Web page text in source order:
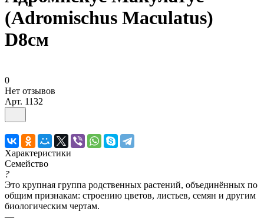
(Adromischus Maculatus)
D8см
0
Нет отзывов
Арт. 1132
Характеристики
Семейство
?
Это крупная группа родственных растений, объединённых по
общим признакам: строению цветов, листьев, семян и другим
биологическим чертам.